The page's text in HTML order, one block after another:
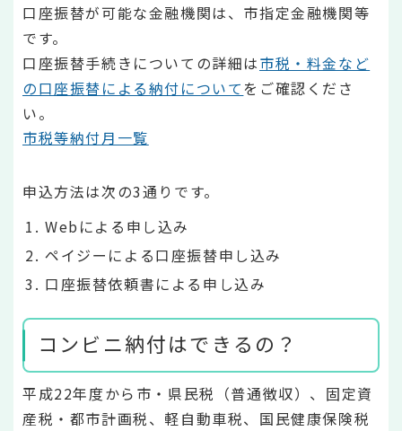
口座振替が可能な金融機関は、市指定金融機関等
です。
口座振替手続きについての詳細は市税・料金など
の口座振替による納付についてをご確認くださ
い。
市税等納付月一覧
申込方法は次の3通りです。
Webによる申し込み
ペイジーによる口座振替申し込み
口座振替依頼書による申し込み
コンビニ納付はできるの？
平成22年度から市・県民税（普通徴収）、固定資
産税・都市計画税、軽自動車税、国民健康保険税